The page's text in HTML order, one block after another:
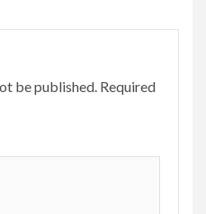
be published. Required